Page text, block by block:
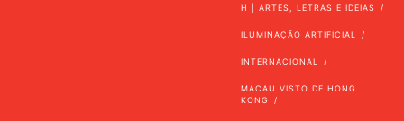
H | ARTES, LETRAS E IDEIAS
ILUMINAÇÃO ARTIFICIAL
INTERNACIONAL
MACAU VISTO DE HONG
KONG